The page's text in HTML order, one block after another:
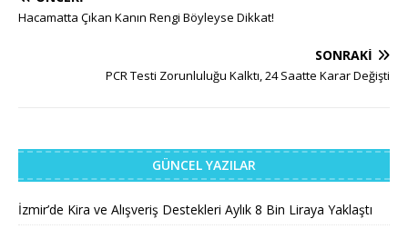
Hacamatta Çıkan Kanın Rengi Böyleyse Dikkat!
SONRAKI
PCR Testi Zorunluluğu Kalktı, 24 Saatte Karar Değişti
GÜNCEL YAZILAR
İzmir’de Kira ve Alışveriş Destekleri Aylık 8 Bin Liraya Yaklaştı